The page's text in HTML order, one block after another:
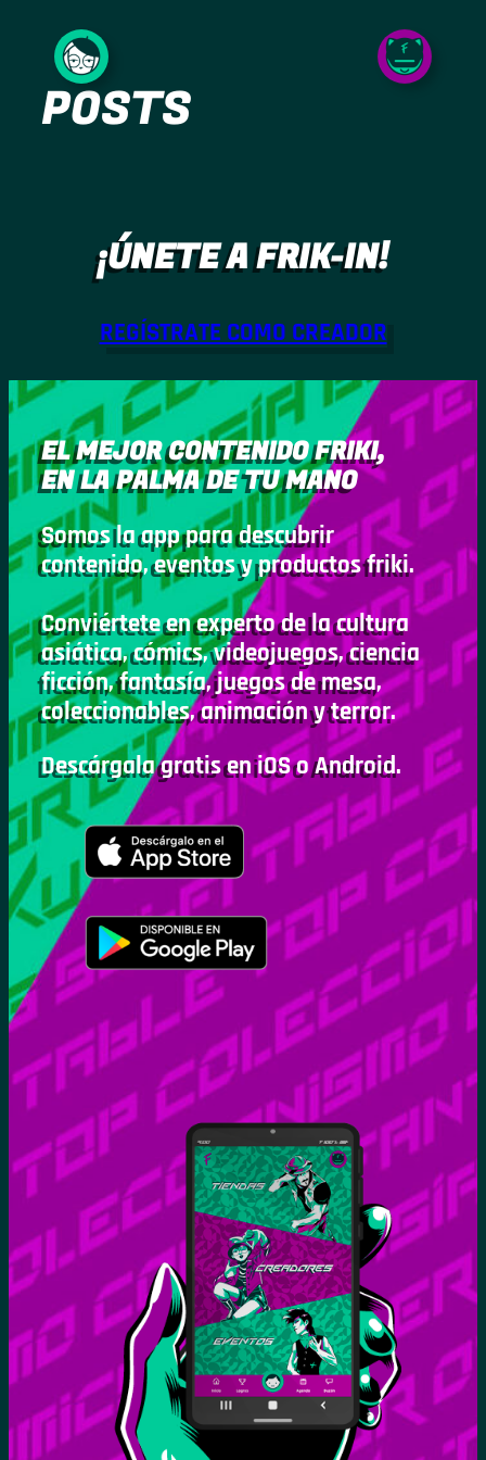
contenido
POSTS
¡ÚNETE A FRIK-IN!
REGÍSTRATE COMO CREADOR
EL MEJOR CONTENIDO FRIKI,
EN LA PALMA DE TU MANO
Somos la app para descubrir
contenido, eventos y productos friki.
Conviértete en experto de la cultura
asiática, cómics, videojuegos, ciencia
ficción, fantasía, juegos de mesa,
coleccionables, animación y terror.
Descárgala gratis en iOS o Android.